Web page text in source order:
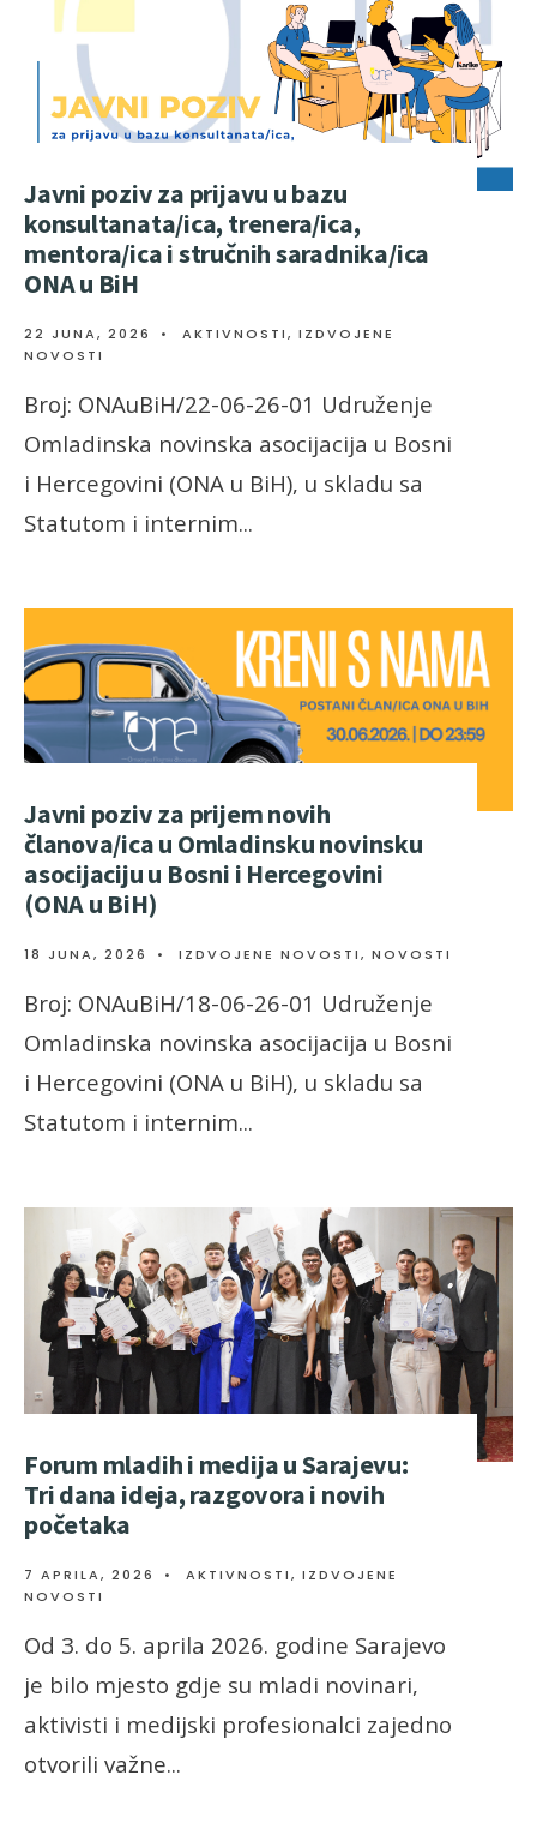
Javni poziv za prijavu u bazu
konsultanata/ica, trenera/ica,
mentora/ica i stručnih saradnika/ica
ONA u BiH
22 JUNA, 2026 • AKTIVNOSTI, IZDVOJENE
NOVOSTI
Broj: ONAuBiH/22-06-26-01 Udruženje
Omladinska novinska asocijacija u Bosni
i Hercegovini (ONA u BiH), u skladu sa
Statutom i internim...
Javni poziv za prijem novih
članova/ica u Omladinsku novinsku
asocijaciju u Bosni i Hercegovini
(ONA u BiH)
18 JUNA, 2026 • IZDVOJENE NOVOSTI, NOVOSTI
Broj: ONAuBiH/18-06-26-01 Udruženje
Omladinska novinska asocijacija u Bosni
i Hercegovini (ONA u BiH), u skladu sa
Statutom i internim...
Forum mladih i medija u Sarajevu:
Tri dana ideja, razgovora i novih
početaka
7 APRILA, 2026 • AKTIVNOSTI, IZDVOJENE
NOVOSTI
Od 3. do 5. aprila 2026. godine Sarajevo
je bilo mjesto gdje su mladi novinari,
aktivisti i medijski profesionalci zajedno
otvorili važne...